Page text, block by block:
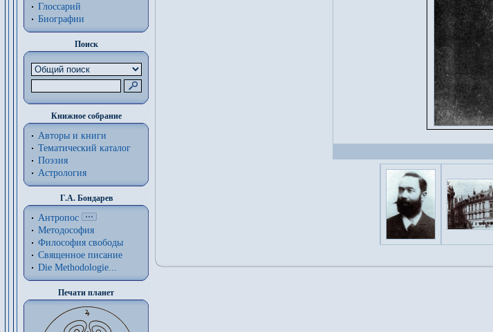
Глоссарий
Биографии
Поиск
Книжное собрание
Авторы и книги
Тематический каталог
Поэзия
Астрология
Г.А. Бондарев
Антропос
Методософия
Философия cвободы
Священное писание
Die Methodologie...
Печати планет